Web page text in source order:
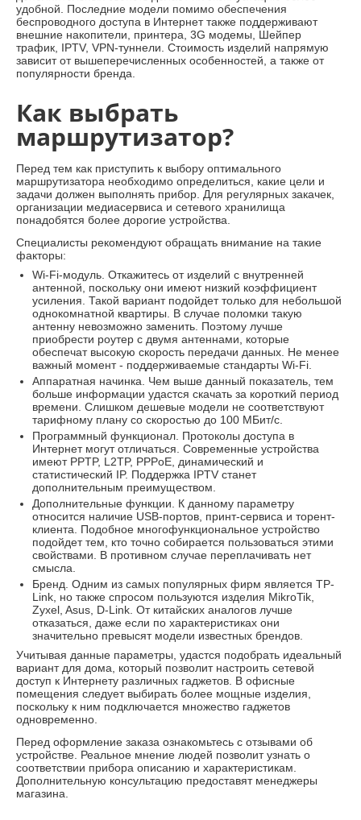
удобной. Последние модели помимо обеспечения
беспроводного доступа в Интернет также поддерживают
внешние накопители, принтера, 3G модемы, Шейпер
трафик, IPTV, VPN-туннели. Стоимость изделий напрямую
зависит от вышеперечисленных особенностей, а также от
популярности бренда.
Как выбрать
маршрутизатор?
Перед тем как приступить к выбору оптимального
маршрутизатора необходимо определиться, какие цели и
задачи должен выполнять прибор. Для регулярных закачек,
организации медиасервиса и сетевого хранилища
понадобятся более дорогие устройства.
Специалисты рекомендуют обращать внимание на такие
факторы:
Wi-Fi-модуль. Откажитесь от изделий с внутренней
антенной, поскольку они имеют низкий коэффициент
усиления. Такой вариант подойдет только для небольшой
однокомнатной квартиры. В случае поломки такую
антенну невозможно заменить. Поэтому лучше
приобрести роутер с двумя антеннами, которые
обеспечат высокую скорость передачи данных. Не менее
важный момент - поддерживаемые стандарты Wi-Fi.
Аппаратная начинка. Чем выше данный показатель, тем
больше информации удастся скачать за короткий период
времени. Слишком дешевые модели не соответствуют
тарифному плану со скоростью до 100 МБит/с.
Программный функционал. Протоколы доступа в
Интернет могут отличаться. Современные устройства
имеют PPTP, L2TP, PPPoE, динамический и
статистический IP. Поддержка IPTV станет
дополнительным преимуществом.
Дополнительные функции. К данному параметру
относится наличие USB-портов, принт-сервиса и торент-
клиента. Подобное многофункциональное устройство
подойдет тем, кто точно собирается пользоваться этими
свойствами. В противном случае переплачивать нет
смысла.
Бренд. Одним из самых популярных фирм является TP-
Link, но также спросом пользуются изделия MikroTik,
Zyxel, Asus, D-Link. От китайских аналогов лучше
отказаться, даже если по характеристиках они
значительно превысят модели известных брендов.
Учитывая данные параметры, удастся подобрать идеальный
вариант для дома, который позволит настроить сетевой
доступ к Интернету различных гаджетов. В офисные
помещения следует выбирать более мощные изделия,
поскольку к ним подключается множество гаджетов
одновременно.
Перед оформление заказа ознакомьтесь с отзывами об
устройстве. Реальное мнение людей позволит узнать о
соответствии прибора описанию и характеристикам.
Дополнительную консультацию предоставят менеджеры
магазина.